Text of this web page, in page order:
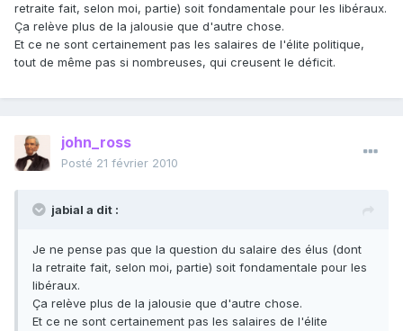
retraite fait, selon moi, partie) soit fondamentale pour les libéraux.
Ça relève plus de la jalousie que d'autre chose.
Et ce ne sont certainement pas les salaires de l'élite politique,
tout de même pas si nombreuses, qui creusent le déficit.
john_ross
Posté 21 février 2010
jabial a dit :
Je ne pense pas que la question du salaire des élus (dont
la retraite fait, selon moi, partie) soit fondamentale pour les
libéraux.
Ça relève plus de la jalousie que d'autre chose.
Et ce ne sont certainement pas les salaires de l'élite